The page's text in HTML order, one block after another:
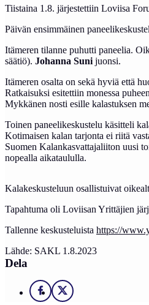
Tiistaina 1.8. järjestettiin Loviisa
Päivän ensimmäinen
Itämeren tilanne puhutti paneelia.
säätiö). Johanna Suni juonsi.
Itämeren osalta on sekä hyviä että
Ratkaisuksi esitettiin monessa
Mykkänen nosti esille kalastuksen
Toinen paneelikeskustelu käsitteli
Kotimaisen kalan tarjonta ei riitä
Suomen Kalankasvattajaliiton uusi
nopealla aikataululla.
Kalakeskusteluun osallistuivat
Tapahtuma oli Loviisan Yrittäjien
Tallenne keskusteluista https://
Lähde: SAKL 1.8.2023
Dela
Facebook
X